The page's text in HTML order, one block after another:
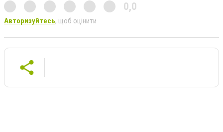
0,0
Авторизуйтесь, щоб оцінити